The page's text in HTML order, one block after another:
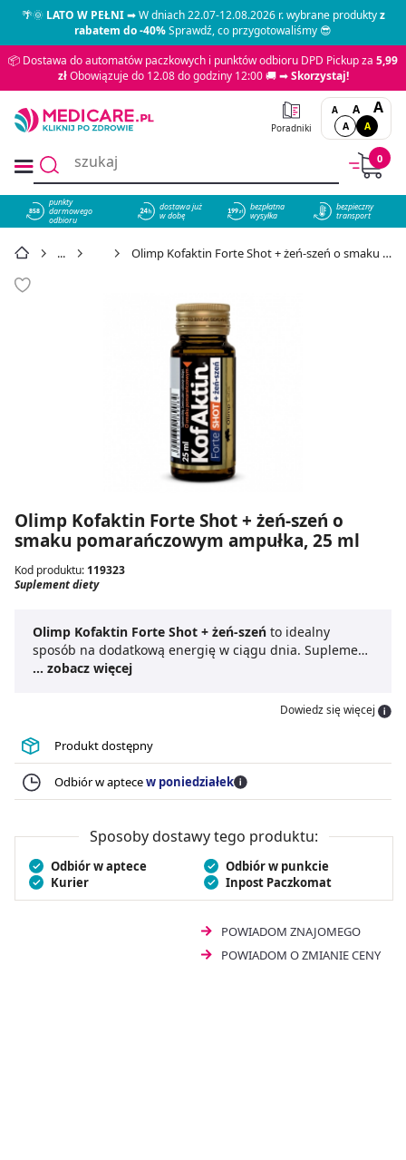
🌴🌞LATO W PEŁNI➡ W dniach 22.07-12.08.2026 r. wybrane produktyz
rabatem do -40%Sprawdź, co przygotowaliśmy 😎
📦 Dostawa do automatów paczkowych i punktów odbioru DPD Pickup za 5,99
złObowiązuje do 12.08 do godziny 12:00 🚚 ➡Skorzystaj!
Poradniki
A A A
A A
0
858
punkty
darmowego
odbioru
dostawa już
w dobę
bezpłatna
wysyłka
bezpieczny
transport
EnergiaOlimp Kofaktin Forte Shot + żeń-szeń o smaku pomarańczowym ampułka, 25 ml - cena 6,99 zł
Olimp Kofaktin Forte Shot + żeń-szeń o
smaku pomarańczowym ampułka, 25 ml
Kod produktu: 119323
Suplement diety
Olimp Kofaktin Forte Shot + żeń-szeń to idealny
sposób na dodatkową energię w ciągu dnia. Suplement
diety posiada unikalną formułę, która jest gwarancją
shot kofeinowy, który
składnikom, preparat poprawia koncentrację, wzmacnia
organizm oraz dodaje sił do działania. Ponadto
zmniejsza uczucie zmęczenia i znużenia, a także
wspiera układ nerwowy. Olimp Kofaktin Forte Shot +
fizyczną i psychiczną.
... zobacz więcej
Dowiedz się więcej
Produkt dostępny
Odbiór w aptecew poniedziałek
Sposoby dostawy tego produktu:
Odbiór w aptece
Odbiór w punkcie
Kurier
Inpost Paczkomat
POWIADOM ZNAJOMEGO
POWIADOM O ZMIANIE CENY